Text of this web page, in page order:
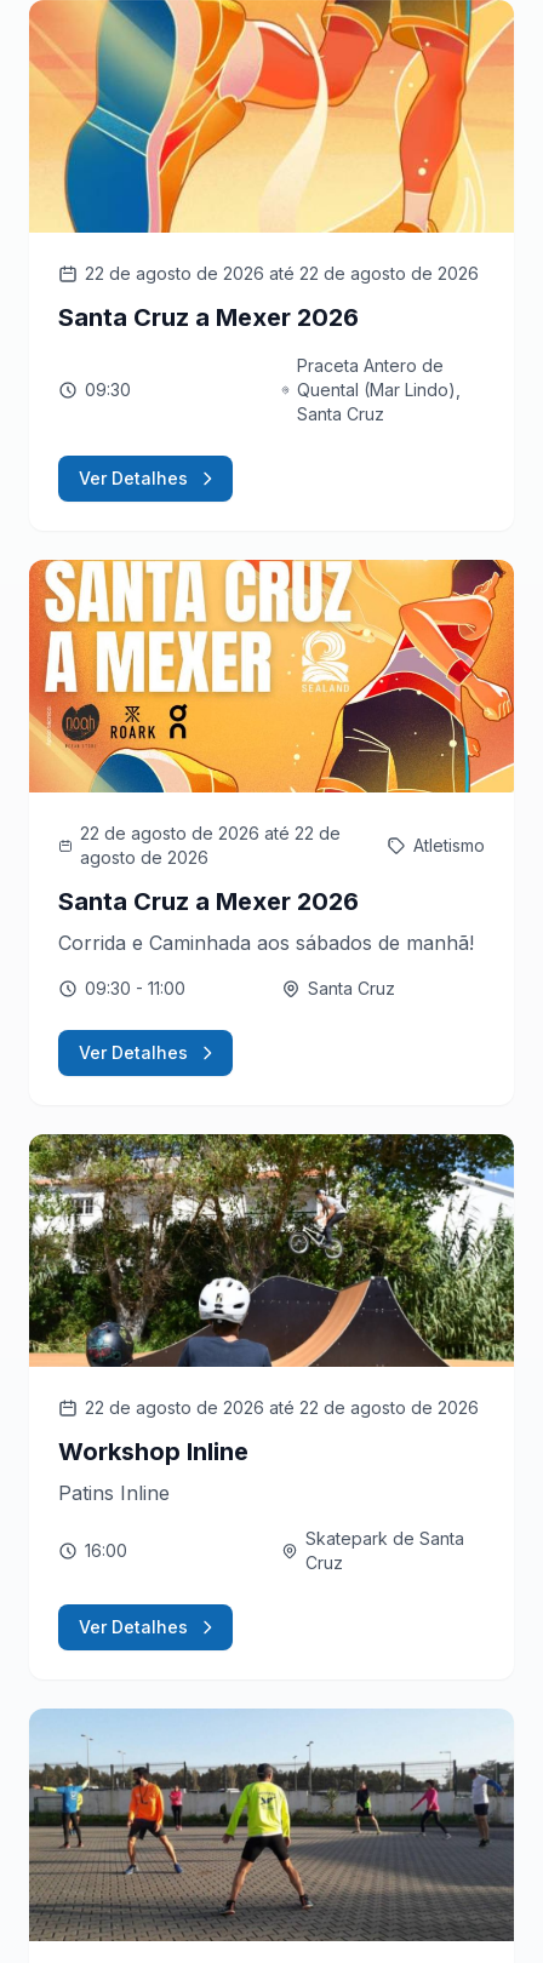
22 de agosto de 2026 até 22 de agosto de 2026
Santa Cruz a Mexer 2026
09:30
Praceta Antero de
Quental (Mar Lindo),
Santa Cruz
Ver Detalhes
22 de agosto de 2026 até 22 de
agosto de 2026
Atletismo
Santa Cruz a Mexer 2026
Corrida e Caminhada aos sábados de manhã!
09:30 - 11:00 Santa Cruz
Ver Detalhes
22 de agosto de 2026 até 22 de agosto de 2026
Workshop Inline
Patins Inline
16:00
Skatepark de Santa
Cruz
Ver Detalhes